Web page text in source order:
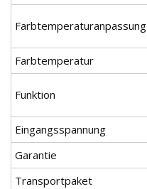
Farbtemperaturanpassung
Farbtemperatur
Funktion
Eingangsspannung
Garantie
Transportpaket